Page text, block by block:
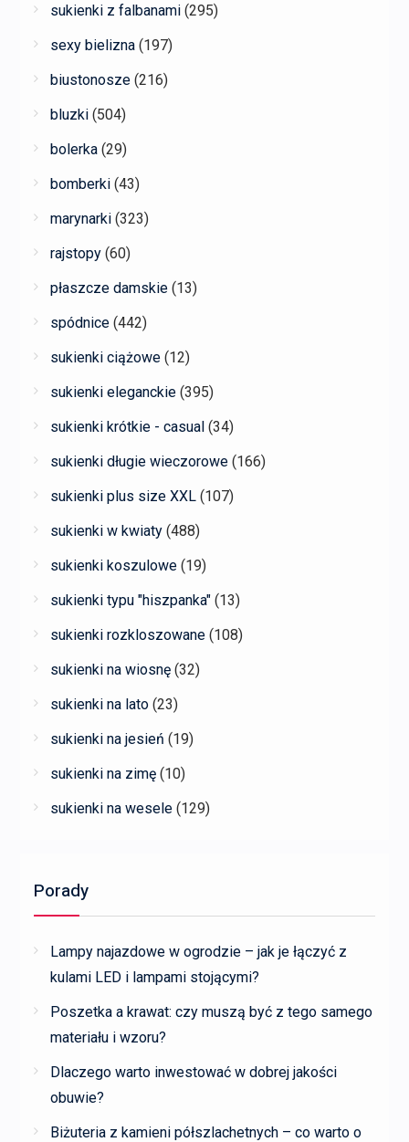
sukienki z falbanami (295)
sexy bielizna (197)
biustonosze (216)
bluzki (504)
bolerka (29)
bomberki (43)
marynarki (323)
rajstopy (60)
płaszcze damskie (13)
spódnice (442)
sukienki ciążowe (12)
sukienki eleganckie (395)
sukienki krótkie - casual (34)
sukienki długie wieczorowe (166)
sukienki plus size XXL (107)
sukienki w kwiaty (488)
sukienki koszulowe (19)
sukienki typu "hiszpanka" (13)
sukienki rozkloszowane (108)
sukienki na wiosnę (32)
sukienki na lato (23)
sukienki na jesień (19)
sukienki na zimę (10)
sukienki na wesele (129)
Porady
Lampy najazdowe w ogrodzie – jak je łączyć z
kulami LED i lampami stojącymi?
Poszetka a krawat: czy muszą być z tego samego
materiału i wzoru?
Dlaczego warto inwestować w dobrej jakości
obuwie?
Biżuteria z kamieni półszlachetnych – co warto o